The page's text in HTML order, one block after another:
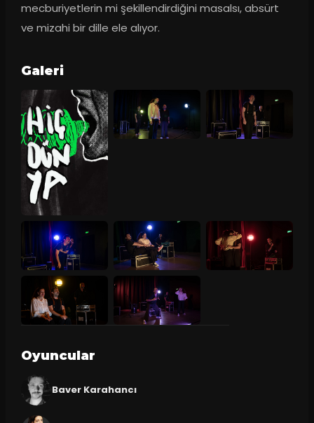
mecburiyetlerin mi şekillendirdiğini masalsı, absürt
ve mizahi bir dille ele alıyor.
Galeri
Oyuncular
Baver Karahancı